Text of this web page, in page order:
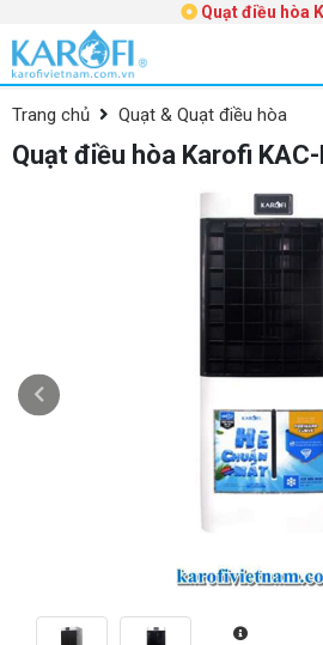
Quạt điều hòa
Trang chủ Quạt & Quạt điều hòa
Quạt điều hòa Karofi KAC-